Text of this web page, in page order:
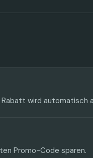
wird automatisch
Promo-Code sparen.